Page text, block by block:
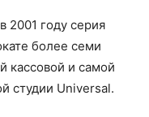
2001 году серия
более семи
кассовой и самой
студии Universal.